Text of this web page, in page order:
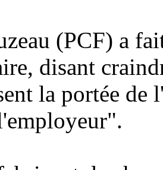
(PCF) a
disant
la portée de